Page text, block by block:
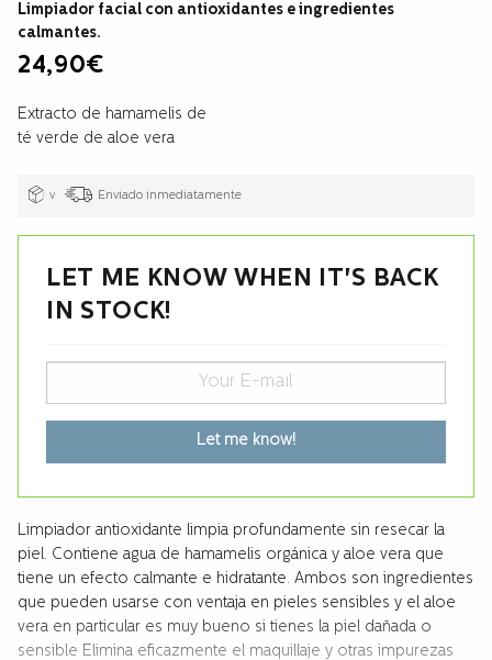
Limpiador facial con antioxidantes e ingredientes
calmantes.
24,90€
Extracto de hamamelis de
té verde de aloe vera
v Enviado inmediatamente
LET ME KNOW WHEN IT'S BACK
IN STOCK!
Let me know!
Limpiador antioxidante limpia profundamente sin resecar la
piel. Contiene agua de hamamelis orgánica y aloe vera que
tiene un efecto calmante e hidratante. Ambos son ingredientes
que pueden usarse con ventaja en pieles sensibles y el aloe
vera en particular es muy bueno si tienes la piel dañada o
sensible Elimina eficazmente el maquillaje y otras impurezas